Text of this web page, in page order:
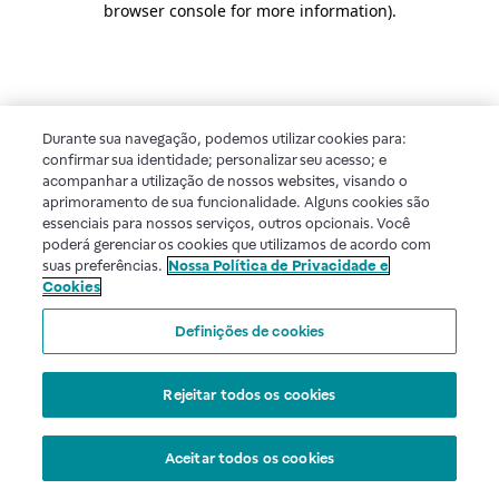
browser console for more information).
Durante sua navegação, podemos utilizar cookies para:
confirmar sua identidade; personalizar seu acesso; e
acompanhar a utilização de nossos websites, visando o
aprimoramento de sua funcionalidade. Alguns cookies são
essenciais para nossos serviços, outros opcionais. Você
poderá gerenciar os cookies que utilizamos de acordo com
suas preferências. Nossa Política de Privacidade e
Cookies
Definições de cookies
Rejeitar todos os cookies
Aceitar todos os cookies